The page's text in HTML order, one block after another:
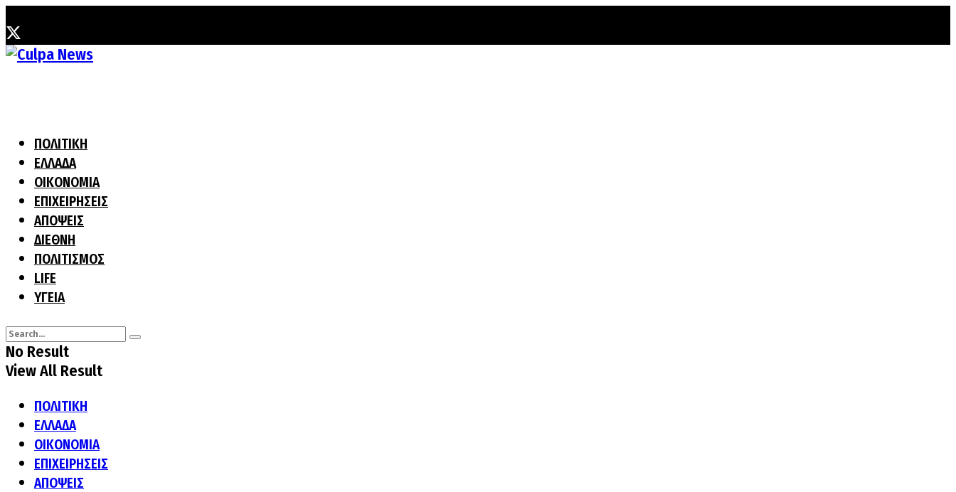
ΠΟΛΙΤΙΚΗ
ΕΛΛΑΔΑ
ΟΙΚΟΝΟΜΙΑ
ΕΠΙΧΕΙΡΗΣΕΙΣ
ΑΠΟΨΕΙΣ
ΔΙΕΘΝΗ
ΠΟΛΙΤΙΣΜΟΣ
LIFE
ΥΓΕΙΑ
No Result
View All Result
ΠΟΛΙΤΙΚΗ
ΕΛΛΑΔΑ
ΟΙΚΟΝΟΜΙΑ
ΕΠΙΧΕΙΡΗΣΕΙΣ
ΑΠΟΨΕΙΣ